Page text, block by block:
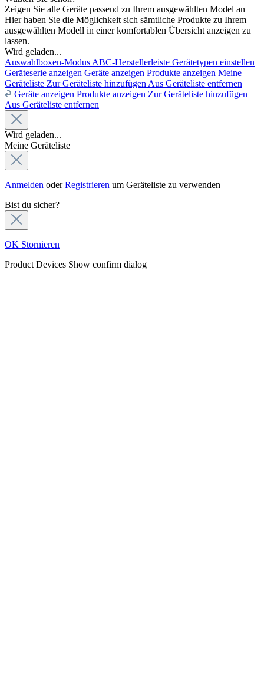
Zeigen Sie alle Geräte passend zu Ihrem ausgewählten Model an
Hier haben Sie die Möglichkeit sich sämtliche Produkte zu Ihrem
ausgewählten Modell in einer komfortablen Übersicht anzeigen zu
lassen.
Wird geladen...
Auswahlboxen-Modus ABC-Herstellerleiste Gerätetypen einstellen
Geräteserie anzeigen Geräte anzeigen Produkte anzeigen Meine
Geräteliste Zur Geräteliste hinzufügen Aus Geräteliste entfernen
Geräte anzeigen Produkte anzeigen Zur Geräteliste hinzufügen
Aus Geräteliste entfernen
Wird geladen...
Meine Geräteliste
Anmelden oderRegistrieren um Geräteliste zu verwenden
Bist du sicher?
OK Stornieren
Product Devices Show confirm dialog